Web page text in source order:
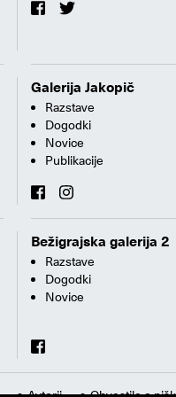
Galerija Jakopič
Razstave
Dogodki
Novice
Publikacije
Bežigrajska galerija 2
Razstave
Dogodki
Novice